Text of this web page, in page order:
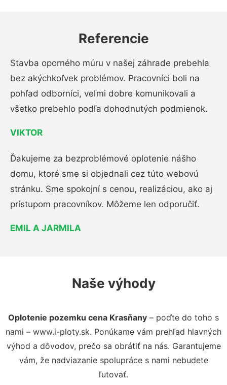
Referencie
Stavba oporného múru v našej záhrade prebehla
bez akýchkoľvek problémov. Pracovníci boli na
pohľad odborníci, veľmi dobre komunikovali a
všetko prebehlo podľa dohodnutých podmienok.
VIKTOR
Ďakujeme za bezproblémové oplotenie nášho
domu, ktoré sme si objednali cez túto webovú
stránku. Sme spokojní s cenou, realizáciou, ako aj
prístupom pracovníkov. Môžeme len odporučiť.
EMIL A JARMILA
Naše výhody
Oplotenie pozemku cena Krasňany – poďte do toho s
nami – www.i-ploty.sk. Ponúkame vám prehľad hlavných
výhod a dôvodov, prečo sa obrátiť na nás. Garantujeme
vám, že nadviazanie spolupráce s nami nebudete
ľutovať.